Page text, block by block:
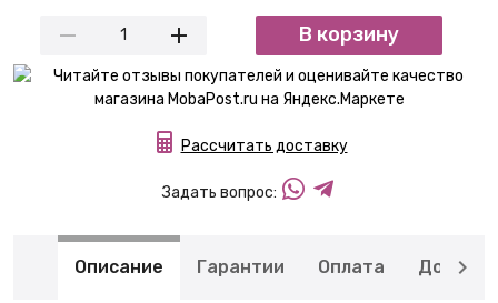
В корзину
Рассчитать доставку
Задать вопрос:
Описание Гарантии Оплата